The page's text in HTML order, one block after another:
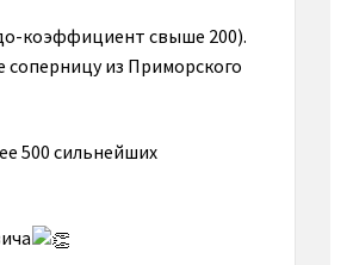
коэффициент свыше 200).
соперницу из Приморского
500 сильнейших